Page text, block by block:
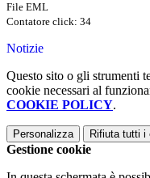
File EML
Contatore click: 34
Notizie
Questo sito o gli strumenti
cookie necessari al
COOKIE POLICY.
Personalizza Rifiuta tutti i
Gestione cookie